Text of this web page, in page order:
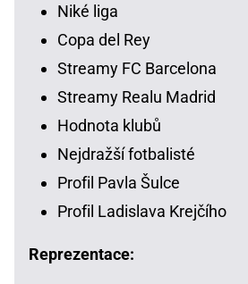
Niké liga
Copa del Rey
Streamy FC Barcelona
Streamy Realu Madrid
Hodnota klubů
Nejdražší fotbalisté
Profil Pavla Šulce
Profil Ladislava Krejčího
Reprezentace: